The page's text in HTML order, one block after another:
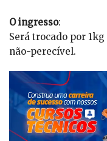
O ingresso:
Será trocado por
não-perecível.